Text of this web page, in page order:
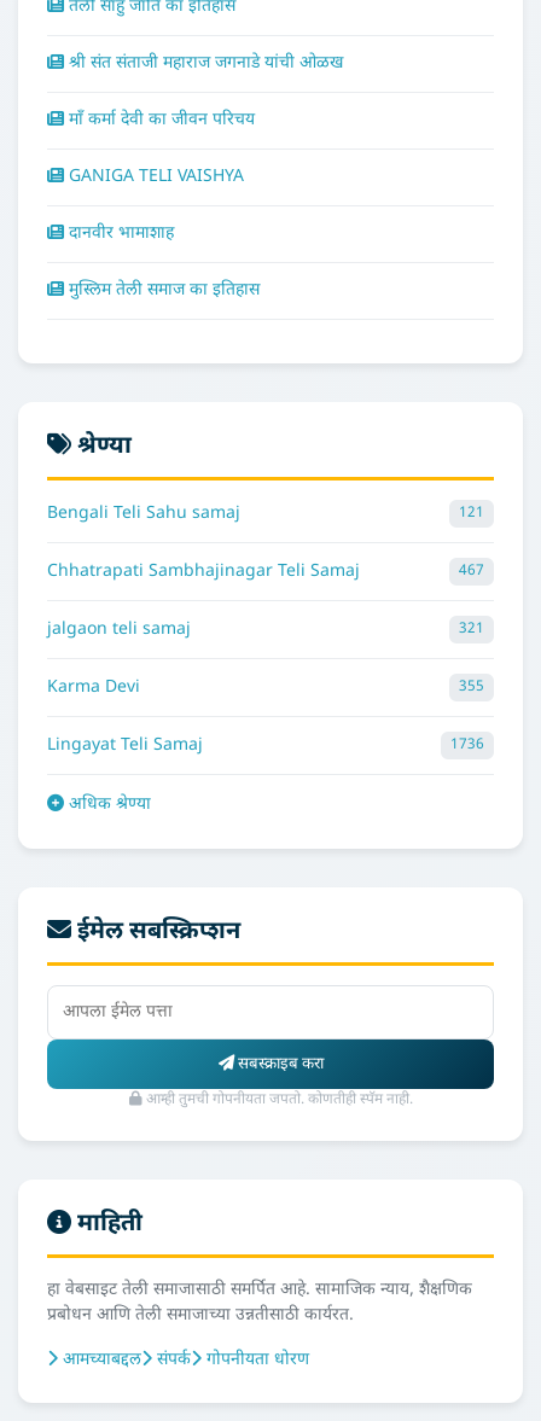
तेली साहु जाति का इतिहास
श्री संत संताजी महाराज जगनाडे यांची ओळख
माँ कर्मा देवी का जीवन परिचय
GANIGA TELI VAISHYA
दानवीर भामाशाह
मुस्लिम तेली समाज का इतिहास
श्रेण्या
Bengali Teli Sahu samaj 121
Chhatrapati Sambhajinagar Teli Samaj 467
jalgaon teli samaj 321
Karma Devi 355
Lingayat Teli Samaj 1736
अधिक श्रेण्या
ईमेल सबस्क्रिप्शन
सबस्क्राइब करा
आम्ही तुमची गोपनीयता जपतो. कोणतीही स्पॅम नाही.
माहिती
हा वेबसाइट तेली समाजासाठी समर्पित आहे. सामाजिक न्याय, शैक्षणिक
प्रबोधन आणि तेली समाजाच्या उन्नतीसाठी कार्यरत.
आमच्याबद्दल
संपर्क गोपनीयता धोरण